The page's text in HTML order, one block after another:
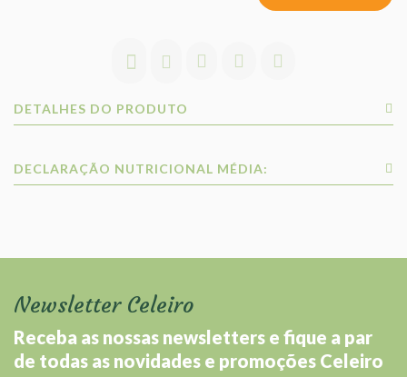
DETALHES DO PRODUTO
DECLARAÇÃO NUTRICIONAL MÉDIA:
Newsletter Celeiro
Receba as nossas newsletters e fique a par
de todas as novidades e promoções Celeiro